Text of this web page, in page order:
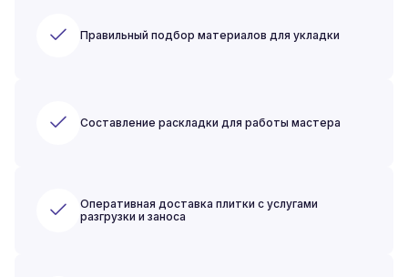
Правильный подбор материалов для укладки
Составление раскладки для работы мастера
Оперативная доставка плитки с услугами
разгрузки и заноса